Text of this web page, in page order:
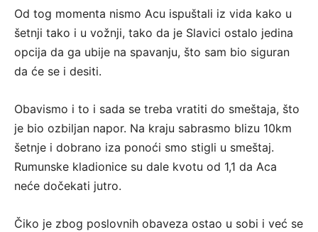
Od tog momenta nismo Acu ispuštali iz vida kako u
šetnji tako i u vožnji, tako da je Slavici ostalo jedina
opcija da ga ubije na spavanju, što sam bio siguran
da će se i desiti.
Obavismo i to i sada se treba vratiti do smeštaja, što
je bio ozbiljan napor. Na kraju sabrasmo blizu 10km
šetnje i dobrano iza ponoći smo stigli u smeštaj.
Rumunske kladionice su dale kvotu od 1,1 da Aca
neće dočekati jutro.
Čiko je zbog poslovnih obaveza ostao u sobi i već se